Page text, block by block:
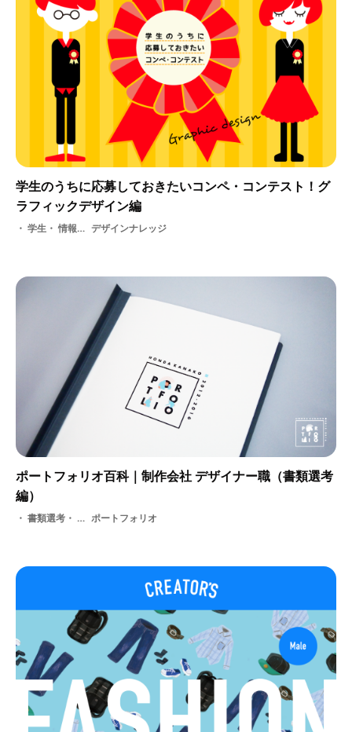
学生のうちに応募しておきたいコンペ・コンテスト！グ
ラフィックデザイン編
学生・ 情報・ コンペ・ コンテスト・ グラフィックデザイン デザインナレッジ
ポートフォリオ百科｜制作会社 デザイナー職（書類選考
編）
書類選考・ 就活・ 選考 ポートフォリオ